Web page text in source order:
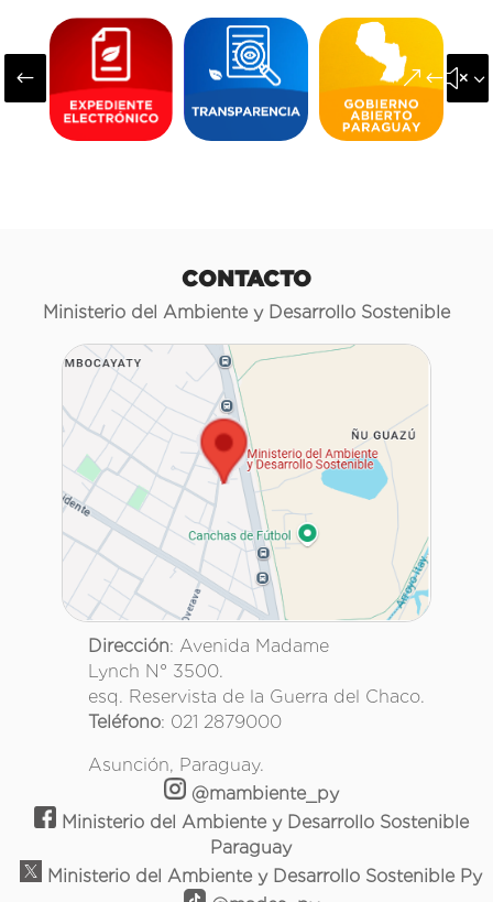
#
CONTACTO
Ministerio del Ambiente y Desarrollo Sostenible
Dirección: Avenida Madame
Lynch N° 3500.
esq. Reservista de la Guerra del Chaco.
Teléfono: 021 2879000
Asunción, Paraguay.
@mambiente_py
Ministerio del Ambiente y Desarrollo Sostenible
Paraguay
Ministerio del Ambiente y Desarrollo Sostenible Py